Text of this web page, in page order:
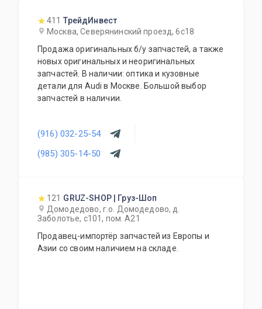
411 ТрейдИнвест
Москва, Северянинский проезд, 6с18
Продажа оригинальных б/у запчастей, а также
новых оригинальных и неоригинальных
запчастей. В наличии: оптика и кузовные
детали для Audi в Москве. Большой выбор
запчастей в наличии.
(916) 032-25-54
(985) 305-14-50
121 GRUZ-SHOP | Груз-Шоп
Домодедово, г.о. Домодедово, д.
Заболотье, с101, пом. А21
Продавец-импортёр запчастей из Европы и
Азии со своим наличием на складе.